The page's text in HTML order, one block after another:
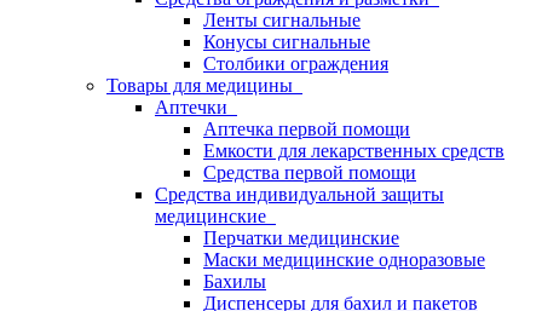
Ленты сигнальные
Конусы сигнальные
Столбики ограждения
Товары для медицины
Аптечки
Аптечка первой помощи
Емкости для лекарственных средств
Средства первой помощи
Средства индивидуальной защиты
медицинские
Перчатки медицинские
Маски медицинские одноразовые
Бахилы
Диспенсеры для бахил и пакетов